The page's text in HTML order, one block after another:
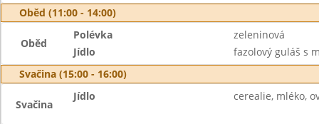
Oběd (11:00 - 14:00)
Oběd
Polévka
zeleninová
Jídlo
fazolový guláš s
Svačina (15:00 - 16:00)
Svačina
Jídlo cerealie, mléko,